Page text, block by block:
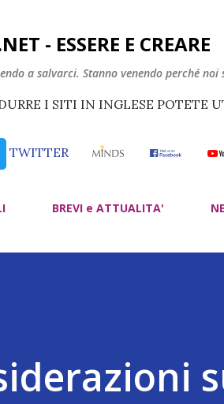
- ESSERE E CREARE
a salvarci. Stanno venendo perché
I SITI IN INGLESE POTETE
TWITTER
BREVI e ATTUALITA'